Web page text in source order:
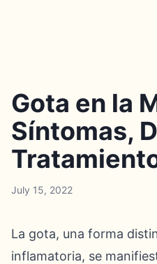
Gota en la
Síntomas,
July 15, 2022
La gota, una forma
inflamatoria, se